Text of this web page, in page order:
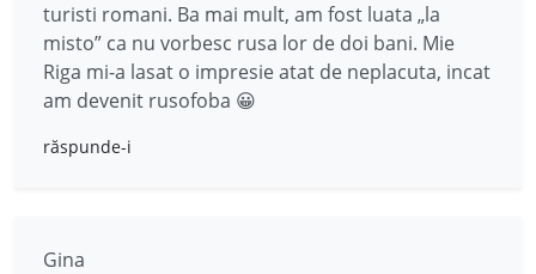
turisti romani. Ba mai mult, am fost luata „la
misto” ca nu vorbesc rusa lor de doi bani. Mie
Riga mi-a lasat o impresie atat de neplacuta, incat
am devenit rusofoba 😀
răspunde-i
Gina